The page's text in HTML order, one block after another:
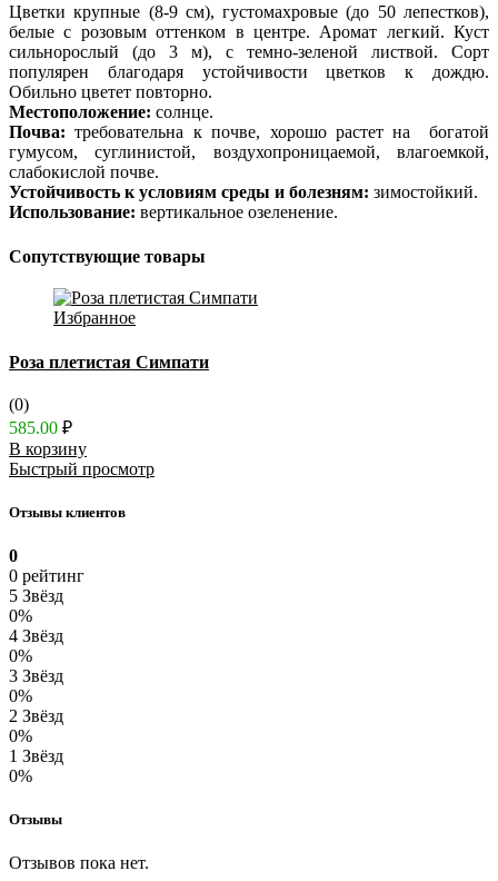
Цветки крупные (8-9 см), густомахровые (до 50 лепестков),
белые с розовым оттенком в центре. Аромат легкий. Куст
сильнорослый (до 3 м), с темно-зеленой листвой. Сорт
популярен благодаря устойчивости цветков к дождю.
Обильно цветет повторно.
Местоположение: солнце.
Почва:требовательна к почве, хорошо растет на богатой
гумусом, суглинистой, воздухопроницаемой, влагоемкой,
слабокислой почве.
Устойчивость к условиям среды и болезням: зимостойкий.
Использование: вертикальное озеленение.
Сопутствующие товары
Избранное
Роза плетистая Симпати
(0)
585.00 ₽
В корзину
Быстрый просмотр
Отзывы клиентов
0
0 рейтинг
5 Звёзд
0%
4 Звёзд
0%
3 Звёзд
0%
2 Звёзд
0%
1 Звёзд
0%
Отзывы
Отзывов пока нет.